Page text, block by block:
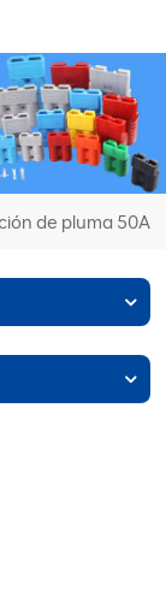
de pluma 50A